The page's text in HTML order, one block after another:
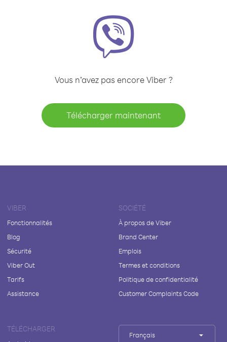
Vous n’avez pas encore Viber ?
Télécharger maintenant
VIBER
Fonctionnalités
Blog
Sécurité
Viber Out
Tarifs
Assistance
SOCIÉTÉ
À propos de Viber
Brand Center
Emplois
Termes et conditions
Politique de confidentialité
Customer Complaints Code
TÉLÉCHARGER
Français